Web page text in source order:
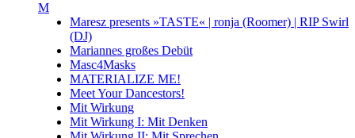
M
Maresz presents »TASTE« | ronja (Roomer) | RIP Swirl
(DJ)
Mariannes großes Debüt
Masc4Masks
MATERIALIZE ME!
Meet Your Dancestors!
Mit Wirkung
Mit Wirkung I: Mit Denken